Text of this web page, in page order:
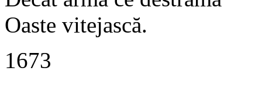
Oaste vitejască.
1673